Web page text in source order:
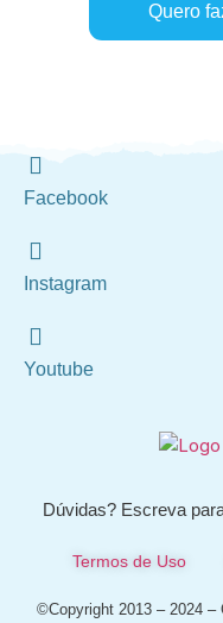
Quero
Facebook
Instagram
Youtube
Dúvidas? Escreva
Termos de Uso
©Copyright 2013 – 2024 –